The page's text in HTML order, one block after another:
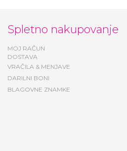
Spletno nakupovanje
MOJ RAČUN
DOSTAVA
VRAČILA & MENJAVE
DARILNI BONI
BLAGOVNE ZNAMKE